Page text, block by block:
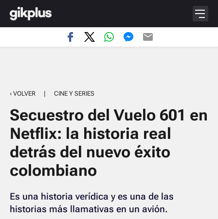
‹ VOLVER | CINE Y SERIES
Secuestro del Vuelo 601 en
Netflix: la historia real
detrás del nuevo éxito
colombiano
Es una historia verídica y es una de las
historias más llamativas en un avión.